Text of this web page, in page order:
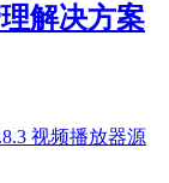
解决方案